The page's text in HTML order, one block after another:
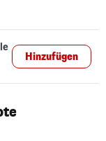
Hinzufügen